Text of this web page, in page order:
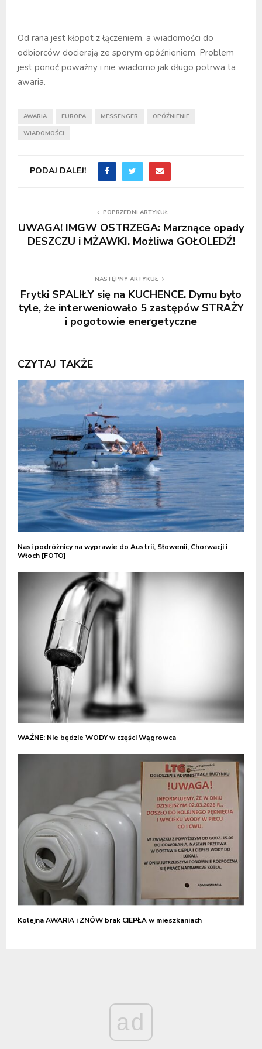
Od rana jest kłopot z łączeniem, a wiadomości do
odbiorców docierają ze sporym opóźnieniem. Problem
jest ponoć poważny i nie wiadomo jak długo potrwa ta
awaria.
AWARIA EUROPA MESSENGER OPÓŹNIENIE
WIADOMOŚCI
PODAJ DALEJ!
POPRZEDNI ARTYKUŁ
UWAGA! IMGW OSTRZEGA: Marznące opady
DESZCZU i MŻAWKI. Możliwa GOŁOLEDŹ!
NASTĘPNY ARTYKUŁ
Frytki SPALIŁY się na KUCHENCE. Dymu było
tyle, że interweniowało 5 zastępów STRAŻY
i pogotowie energetyczne
CZYTAJ TAKŻE
Nasi podróżnicy na wyprawie do Austrii, Słowenii, Chorwacji i
Włoch [FOTO]
WAŻNE: Nie będzie WODY w części Wągrowca
Kolejna AWARIA i ZNÓW brak CIEPŁA w mieszkaniach
ad